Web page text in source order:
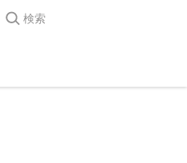
検索